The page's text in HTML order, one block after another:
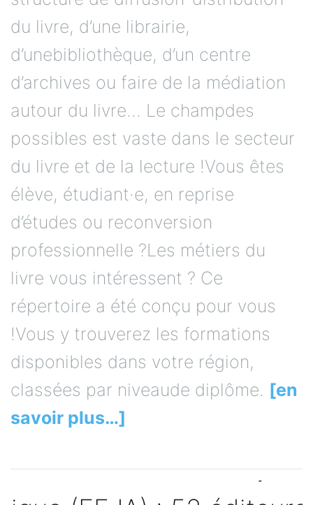
du livre, d’une librairie,
d’unebibliothèque, d’un centre
d’archives ou faire de la médiation
autour du livre… Le champdes
possibles est vaste dans le secteur
du livre et de la lecture !Vous êtes
élève, étudiant·e, en reprise
d’études ou reconversion
professionnelle ?Les métiers du
livre vous intéressent ? Ce
répertoire a été conçu pour vous
!Vous y trouverez les formations
disponibles dans votre région,
classées par niveaude diplôme. [en
savoir plus…]